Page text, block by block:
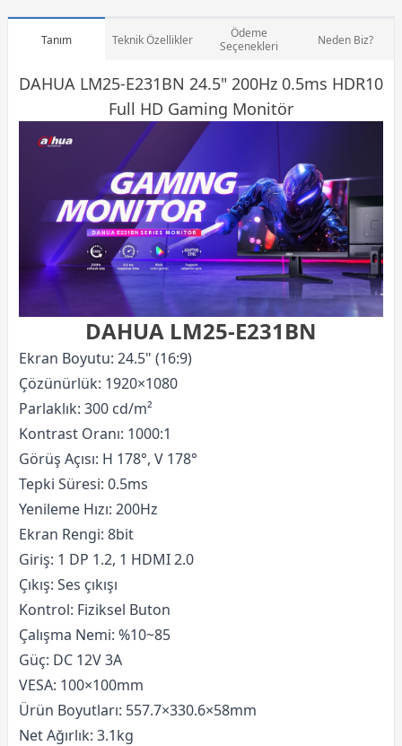
Tanım Teknik Özellikler
Ödeme
Seçenekleri
Neden Biz?
DAHUA LM25-E231BN 24.5" 200Hz 0.5ms HDR10
Full HD Gaming Monitör
DAHUA LM25-E231BN
Ekran Boyutu: 24.5" (16:9)
Çözünürlük: 1920×1080
Parlaklık: 300 cd/m²
Kontrast Oranı: 1000:1
Görüş Açısı: H 178°, V 178°
Tepki Süresi: 0.5ms
Yenileme Hızı: 200Hz
Ekran Rengi: 8bit
Giriş: 1 DP 1.2, 1 HDMI 2.0
Çıkış: Ses çıkışı
Kontrol: Fiziksel Buton
Çalışma Nemi: %10~85
Güç: DC 12V 3A
VESA: 100×100mm
Ürün Boyutları: 557.7×330.6×58mm
Net Ağırlık: 3.1kg